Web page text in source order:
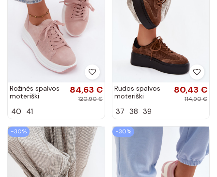
Rožinės spalvos
moteriški
dirbtinės zomšos
Inaya
84,63 €
120,90 €
40 41
Rudos spalvos
moteriški
platforma ir
Umbry
80,43 €
114,90 €
37 38 39
−30% −30%